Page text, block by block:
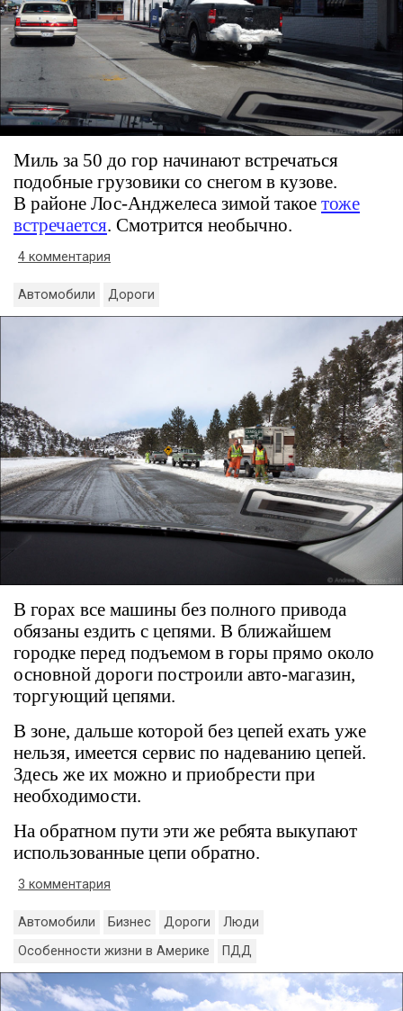
Миль за 50 до гор начинают встречаться
подобные грузовики со снегом в кузове.
В районе Лос-Анджелеса зимой такое тоже
встречается. Смотрится необычно.
4 комментария
Автомобили Дороги
В горах все машины без полного привода
обязаны ездить с цепями. В ближайшем
городке перед подъемом в горы прямо около
основной дороги построили авто-магазин,
торгующий цепями.
В зоне, дальше которой без цепей ехать уже
нельзя, имеется сервис по надеванию цепей.
Здесь же их можно и приобрести при
необходимости.
На обратном пути эти же ребята выкупают
использованные цепи обратно.
3 комментария
Автомобили Бизнес Дороги
Люди
Особенности жизни в Америке
ПДД